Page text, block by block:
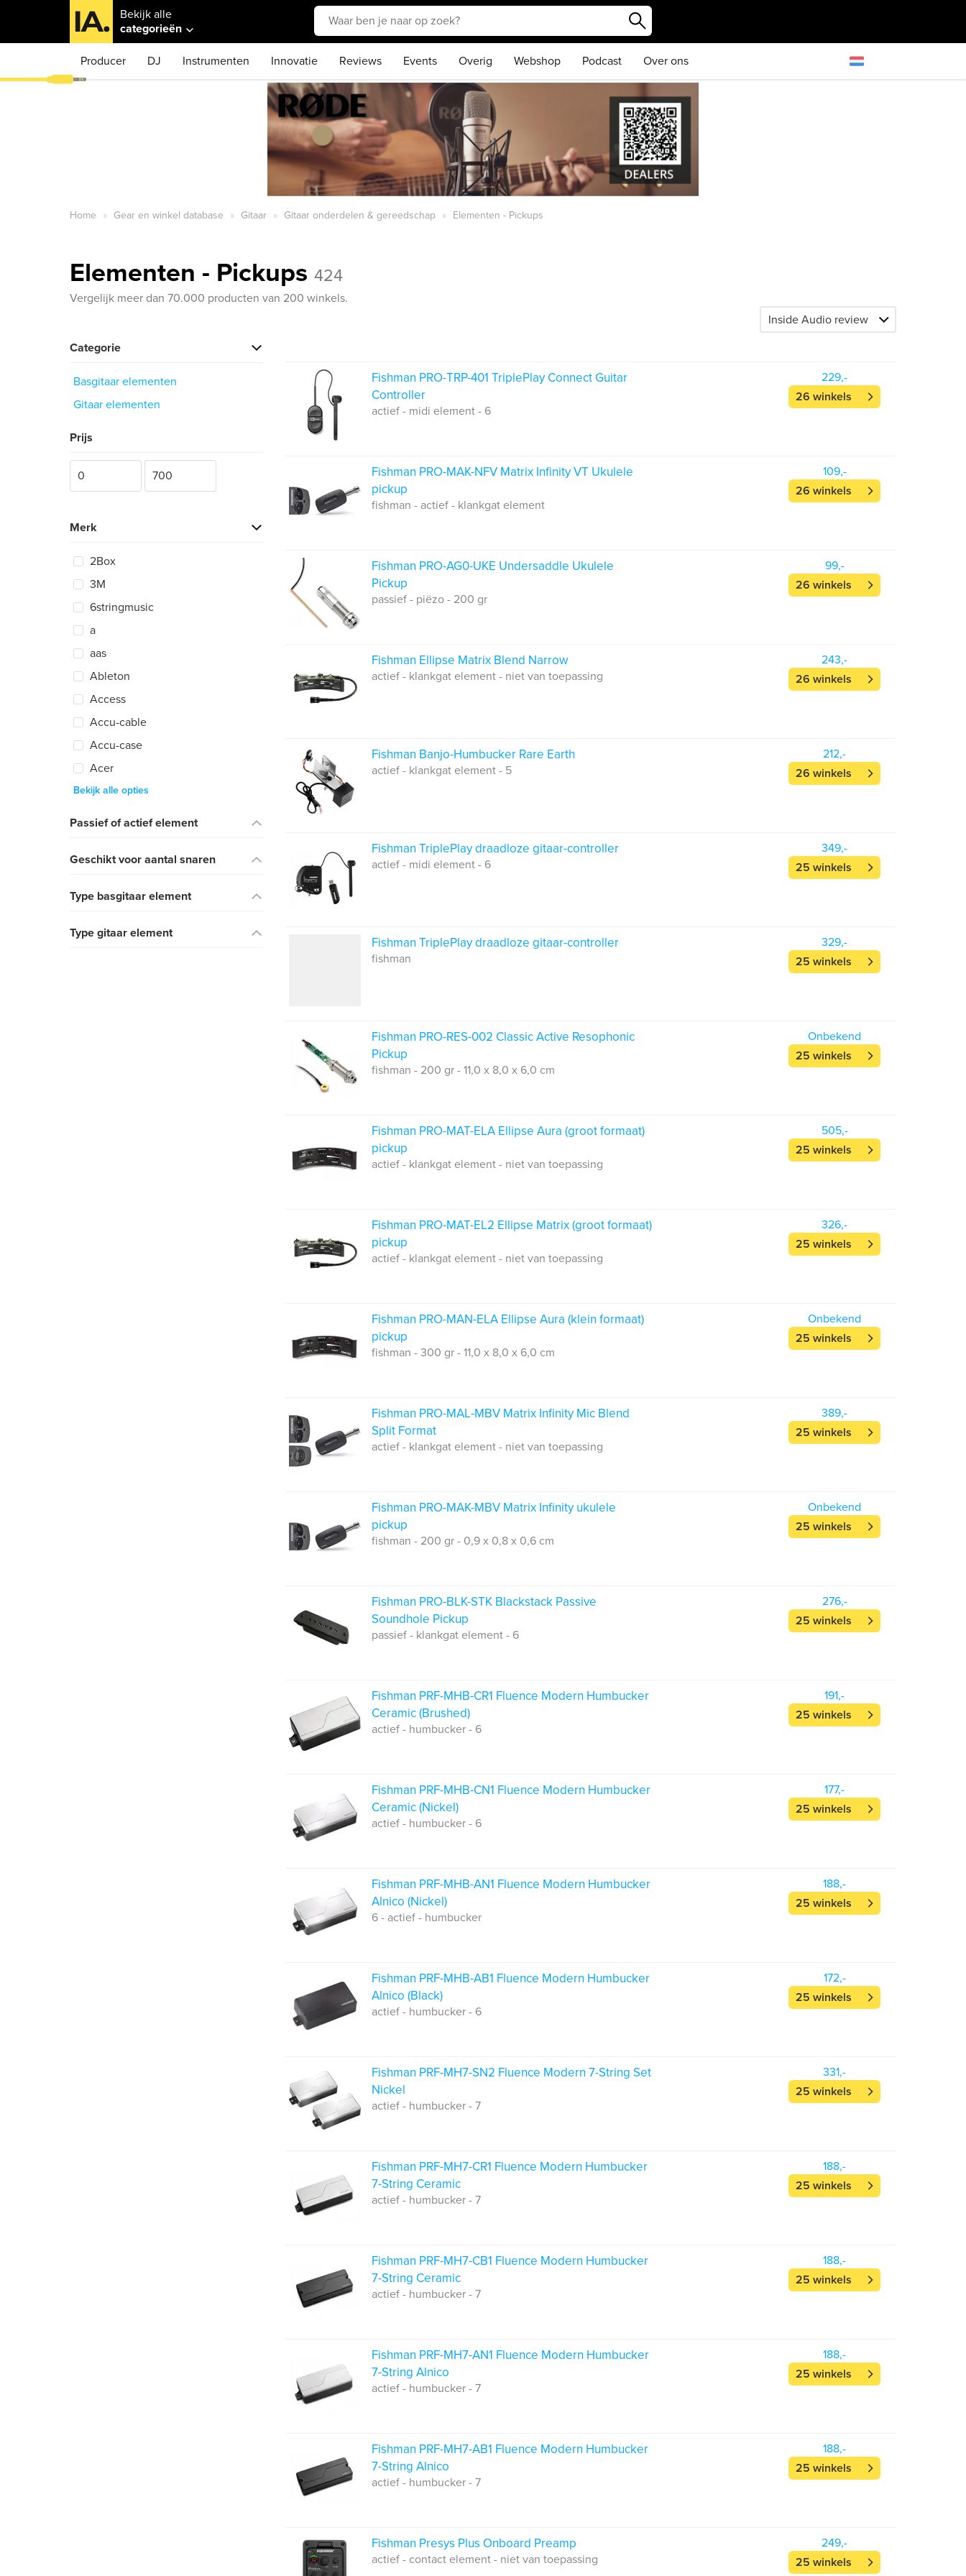
Bekijk alle
categorieën
Producer DJ Instrumenten Innovatie Reviews Events Overig Webshop Podcast Over ons
Home Gear en winkel database Gitaar Gitaar onderdelen & gereedschap Elementen - Pickups
Elementen - Pickups 424
Vergelijk meer dan 70.000 producten van 200 winkels.
Categorie
Basgitaar elementen
Gitaar elementen
Prijs
Merk
2Box
3M
6stringmusic
a
aas
Ableton
Access
Accu-cable
Accu-case
Acer
Bekijk alle opties
Passief of actief element
Geschikt voor aantal snaren
Type basgitaar element
Type gitaar element
Fishman PRO-TRP-401 TriplePlay Connect Guitar
Controller
actief - midi element - 6
229,-
26 winkels
Fishman PRO-MAK-NFV Matrix Infinity VT Ukulele
pickup
fishman - actief - klankgat element
109,-
26 winkels
Fishman PRO-AG0-UKE Undersaddle Ukulele
Pickup
passief - piëzo - 200 gr
99,-
26 winkels
Fishman Ellipse Matrix Blend Narrow
actief - klankgat element - niet van toepassing
243,-
26 winkels
Fishman Banjo-Humbucker Rare Earth
actief - klankgat element - 5
212,-
26 winkels
Fishman TriplePlay draadloze gitaar-controller
actief - midi element - 6
349,-
25 winkels
Fishman TriplePlay draadloze gitaar-controller
fishman
329,-
25 winkels
Fishman PRO-RES-002 Classic Active Resophonic
Pickup
fishman - 200 gr - 11,0 x 8,0 x 6,0 cm
Onbekend
25 winkels
Fishman PRO-MAT-ELA Ellipse Aura (groot formaat)
pickup
actief - klankgat element - niet van toepassing
505,-
25 winkels
Fishman PRO-MAT-EL2 Ellipse Matrix (groot formaat)
pickup
actief - klankgat element - niet van toepassing
326,-
25 winkels
Fishman PRO-MAN-ELA Ellipse Aura (klein formaat)
pickup
fishman - 300 gr - 11,0 x 8,0 x 6,0 cm
Onbekend
25 winkels
Fishman PRO-MAL-MBV Matrix Infinity Mic Blend
Split Format
actief - klankgat element - niet van toepassing
389,-
25 winkels
Fishman PRO-MAK-MBV Matrix Infinity ukulele
pickup
fishman - 200 gr - 0,9 x 0,8 x 0,6 cm
Onbekend
25 winkels
Fishman PRO-BLK-STK Blackstack Passive
Soundhole Pickup
passief - klankgat element - 6
276,-
25 winkels
Fishman PRF-MHB-CR1 Fluence Modern Humbucker
Ceramic (Brushed)
actief - humbucker - 6
191,-
25 winkels
Fishman PRF-MHB-CN1 Fluence Modern Humbucker
Ceramic (Nickel)
actief - humbucker - 6
177,-
25 winkels
Fishman PRF-MHB-AN1 Fluence Modern Humbucker
Alnico (Nickel)
6 - actief - humbucker
188,-
25 winkels
Fishman PRF-MHB-AB1 Fluence Modern Humbucker
Alnico (Black)
actief - humbucker - 6
172,-
25 winkels
Fishman PRF-MH7-SN2 Fluence Modern 7-String Set
Nickel
actief - humbucker - 7
331,-
25 winkels
Fishman PRF-MH7-CR1 Fluence Modern Humbucker
7-String Ceramic
actief - humbucker - 7
188,-
25 winkels
Fishman PRF-MH7-CB1 Fluence Modern Humbucker
7-String Ceramic
actief - humbucker - 7
188,-
25 winkels
Fishman PRF-MH7-AN1 Fluence Modern Humbucker
7-String Alnico
actief - humbucker - 7
188,-
25 winkels
Fishman PRF-MH7-AB1 Fluence Modern Humbucker
7-String Alnico
actief - humbucker - 7
188,-
25 winkels
Fishman Presys Plus Onboard Preamp
actief - contact element - niet van toepassing
249,-
25 winkels